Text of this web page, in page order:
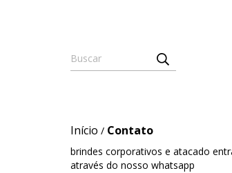
Início / Contato
brindes corporativos e atacado
através do nosso whatsapp